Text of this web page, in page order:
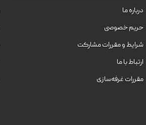
درباره ما
حریم خصوصی
شرایط و مقررات مشارکت
ارتباط با ما
مقررات غرفه‌سازی